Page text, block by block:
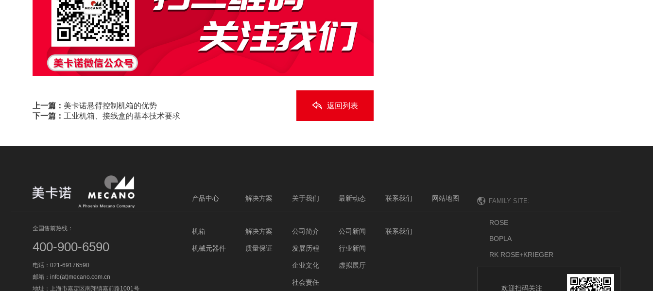
上一篇： 美卡诺悬臂控制机箱的优势
下一篇： 工业机箱、接线盒的基本技术要求
返回列表
全国售前热线：
400-900-6590
电话：021-69176590
邮箱：info(at)mecano.com.cn
地址：上海市嘉定区南翔镇嘉前路1001号
产品中心
机箱
机械元器件
解决方案
解决方案
质量保证
关于我们
公司简介
发展历程
企业文化
社会责任
最新动态
公司新闻
行业新闻
虚拟展厅
联系我们
联系我们
网站地图
ROSE
BOPLA
RK ROSE+KRIEGER
欢迎扫码关注